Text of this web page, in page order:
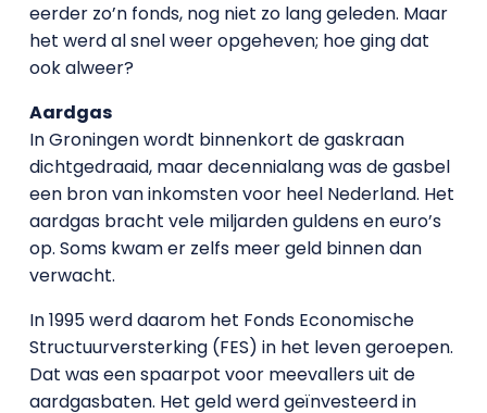
eerder zo’n fonds, nog niet zo lang geleden. Maar
het werd al snel weer opgeheven; hoe ging dat
ook alweer?
Aardgas
In Groningen wordt binnenkort de gaskraan
dichtgedraaid, maar decennialang was de gasbel
een bron van inkomsten voor heel Nederland. Het
aardgas bracht vele miljarden guldens en euro’s
op. Soms kwam er zelfs meer geld binnen dan
verwacht.
In 1995 werd daarom het Fonds Economische
Structuurversterking (FES) in het leven geroepen.
Dat was een spaarpot voor meevallers uit de
aardgasbaten. Het geld werd geïnvesteerd in